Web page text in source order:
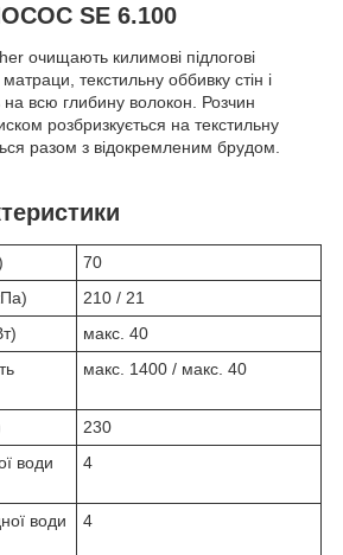
SE 6.100
очищають килимові підлогові
текстильну оббивку стін і
на всю глибину волокон. Розчин
розбризкується на текстильну
разом з відокремленим брудом.
70
210 / 21
макс. 40
макс. 1400 / макс. 40
230
води
4
води
4